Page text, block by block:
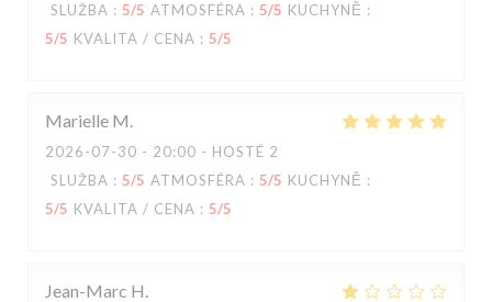
SLUŽBA : 5/5 ATMOSFÉRA : 5/5 KUCHYNĚ :
5/5 KVALITA / CENA : 5/5
Marielle M
2026-07-30 - 20:00 - HOSTÉ 2
SLUŽBA : 5/5 ATMOSFÉRA : 5/5 KUCHYNĚ :
5/5 KVALITA / CENA : 5/5
Jean-Marc H